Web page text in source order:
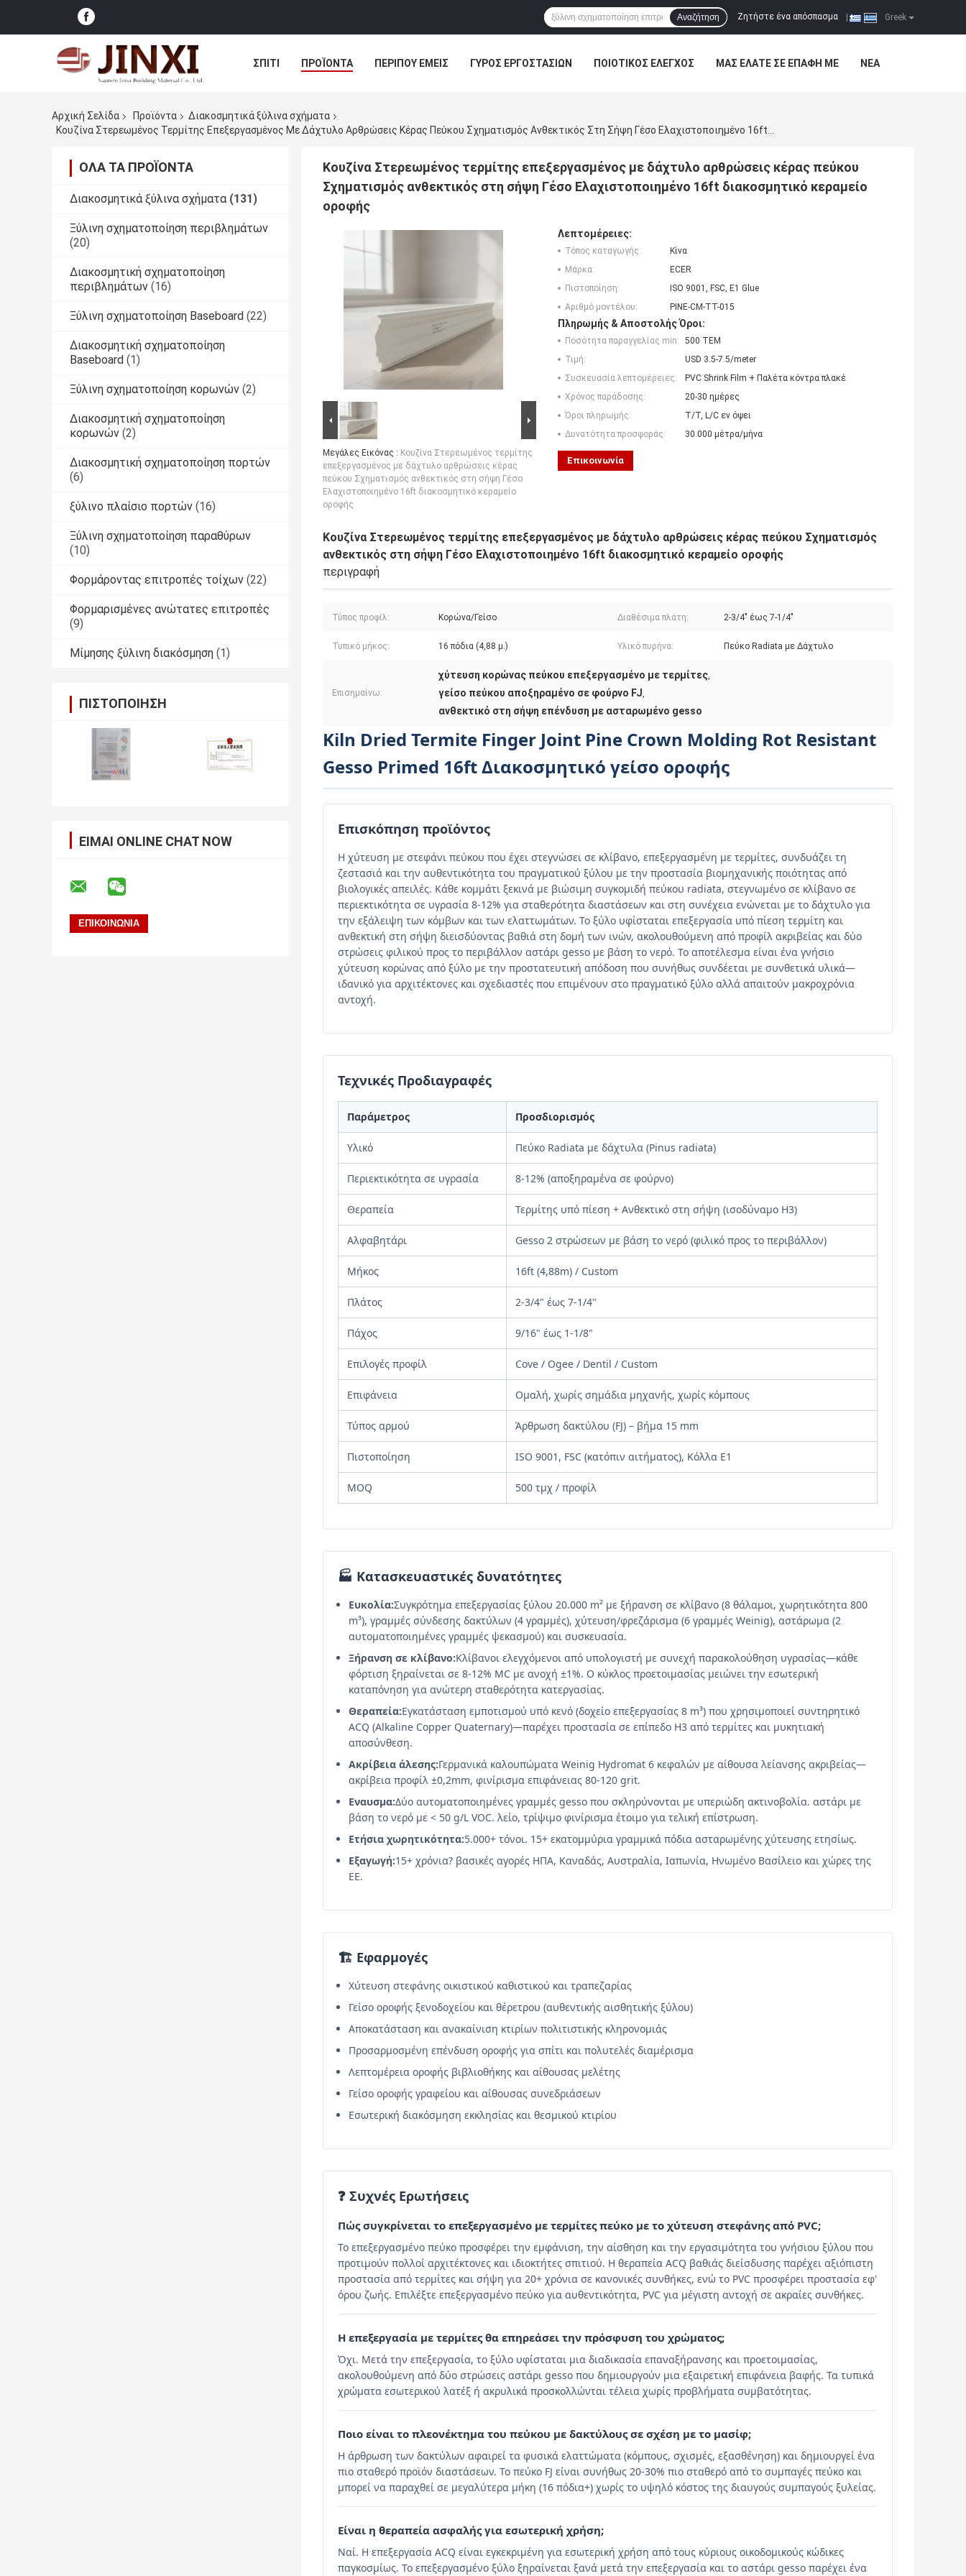
Greek
Ζητήστε ένα απόσπασμα
Αναζήτηση
ΣΠΊΤΙ ΠΡΟΪΌΝΤΑ ΠΕΡΊΠΟΥ ΕΜΕΊΣ ΓΎΡΟΣ ΕΡΓΟΣΤΑΣΊΩΝ ΠΟΙΟΤΙΚΌΣ ΈΛΕΓΧΟΣ ΜΑΣ ΕΛΆΤΕ ΣΕ ΕΠΑΦΉ ΜΕ ΝΈΑ
Αρχική Σελίδα
Προϊόντα
Διακοσμητικά ξύλινα σχήματα
ΌΛΑ ΤΑ ΠΡΟΪΌΝΤΑ
Διακοσμητικά ξύλινα σχήματα (131)
Ξύλινη σχηματοποίηση περιβλημάτων
(20)
Διακοσμητική σχηματοποίηση
περιβλημάτων (16)
Ξύλινη σχηματοποίηση Baseboard (22)
Διακοσμητική σχηματοποίηση
Baseboard (1)
Ξύλινη σχηματοποίηση κορωνών (2)
Διακοσμητική σχηματοποίηση
κορωνών (2)
Διακοσμητική σχηματοποίηση πορτών
(6)
ξύλινο πλαίσιο πορτών (16)
Ξύλινη σχηματοποίηση παραθύρων
(10)
Φορμάροντας επιτροπές τοίχων (22)
Φορμαρισμένες ανώτατες επιτροπές
(9)
Μίμησης ξύλινη διακόσμηση (1)
ΠΙΣΤΟΠΟΊΗΣΗ
ΕΊΜΑΙ ONLINE CHAT NOW
Κουζίνα Στερεωμένος τερμίτης επεξεργασμένος με δάχτυλο αρθρώσεις κέρας πεύκου
Σχηματισμός ανθεκτικός στη σήψη Γέσο Ελαχιστοποιημένο 16ft διακοσμητικό κεραμείο
οροφής
Μεγάλες Εικόνας : Κουζίνα Στερεωμένος τερμίτης
επεξεργασμένος με δάχτυλο αρθρώσεις κέρας
πεύκου Σχηματισμός ανθεκτικός στη σήψη Γέσο
Ελαχιστοποιημένο 16ft διακοσμητικό κεραμείο
οροφής
Λεπτομέρειες:
Τόπος καταγωγής:
Κίνα
Μάρκα:
ECER
Πιστοποίηση:
ISO 9001, FSC, E1 Glue
Αριθμό μοντέλου:
PINE-CM-TT-015
Πληρωμής & Αποστολής Όροι:
Ποσότητα παραγγελίας min:
500 ΤΕΜ
Τιμή:
USD 3.5-7.5/meter
Συσκευασία λεπτομέρειες:
PVC Shrink Film + Παλέτα κόντρα πλακέ
Χρόνος παράδοσης:
20-30 ημέρες
Όροι πληρωμής:
T/T, L/C εν όψει
Δυνατότητα προσφοράς:
30.000 μέτρα/μήνα
Επικοινωνία
Κουζίνα Στερεωμένος τερμίτης επεξεργασμένος με δάχτυλο αρθρώσεις κέρας πεύκου Σχηματισμός
ανθεκτικός στη σήψη Γέσο Ελαχιστοποιημένο 16ft διακοσμητικό κεραμείο οροφής
περιγραφή
Τύπος προφίλ: Κορώνα/Γείσο Διαθέσιμα πλάτη: 2-3/4" έως 7-1/4"
Τυπικό μήκος: 16 πόδια (4,88 μ.) Υλικό πυρήνα: Πεύκο Radiata με Δάχτυλο
Επισημαίνω:
χύτευση κορώνας πεύκου επεξεργασμένο με τερμίτες
γείσο πεύκου αποξηραμένο σε φούρνο FJ
ανθεκτικό στη σήψη επένδυση με ασταρωμένο gesso
Kiln Dried Termite Finger Joint Pine Crown Molding Rot Resistant
Gesso Primed 16ft Διακοσμητικό γείσο οροφής
Επισκόπηση προϊόντος
Η χύτευση με στεφάνι πεύκου που έχει στεγνώσει σε κλίβανο, επεξεργασμένη με τερμίτες, συνδυάζει τη
ζεστασιά και την αυθεντικότητα του πραγματικού ξύλου με την προστασία βιομηχανικής ποιότητας από
βιολογικές απειλές. Κάθε κομμάτι ξεκινά με βιώσιμη συγκομιδή πεύκου radiata, στεγνωμένο σε κλίβανο σε
περιεκτικότητα σε υγρασία 8-12% για σταθερότητα διαστάσεων και στη συνέχεια ενώνεται με το δάχτυλο για
την εξάλειψη των κόμβων και των ελαττωμάτων. Το ξύλο υφίσταται επεξεργασία υπό πίεση τερμίτη και
ανθεκτική στη σήψη διεισδύοντας βαθιά στη δομή των ινών, ακολουθούμενη από προφίλ ακριβείας και δύο
στρώσεις φιλικού προς το περιβάλλον αστάρι gesso με βάση το νερό. Το αποτέλεσμα είναι ένα γνήσιο
χύτευση κορώνας από ξύλο με την προστατευτική απόδοση που συνήθως συνδέεται με συνθετικά υλικά—
ιδανικό για αρχιτέκτονες και σχεδιαστές που επιμένουν στο πραγματικό ξύλο αλλά απαιτούν μακροχρόνια
αντοχή.
Τεχνικές Προδιαγραφές
Παράμετρος Προσδιορισμός
Υλικό Πεύκο Radiata με δάχτυλα (Pinus radiata)
Περιεκτικότητα σε υγρασία 8-12% (αποξηραμένα σε φούρνο)
Θεραπεία Τερμίτης υπό πίεση + Ανθεκτικό στη σήψη (ισοδύναμο H3)
Αλφαβητάρι Gesso 2 στρώσεων με βάση το νερό (φιλικό προς το περιβάλλον)
Μήκος 16ft (4,88m) / Custom
Πλάτος 2-3/4" έως 7-1/4"
Πάχος 9/16" έως 1-1/8"
Επιλογές προφίλ Cove / Ogee / Dentil / Custom
Επιφάνεια Ομαλή, χωρίς σημάδια μηχανής, χωρίς κόμπους
Τύπος αρμού Άρθρωση δακτύλου (FJ) – βήμα 15 mm
Πιστοποίηση ISO 9001, FSC (κατόπιν αιτήματος), Κόλλα E1
MOQ 500 τμχ / προφίλ
🏭 Κατασκευαστικές δυνατότητες
Ευκολία:Συγκρότημα επεξεργασίας ξύλου 20.000 m² με ξήρανση σε κλίβανο (8 θάλαμοι, χωρητικότητα 800
m³), ​​γραμμές σύνδεσης δακτύλων (4 γραμμές), χύτευση/φρεζάρισμα (6 γραμμές Weinig), αστάρωμα (2
αυτοματοποιημένες γραμμές ψεκασμού) και συσκευασία.
Ξήρανση σε κλίβανο:Κλίβανοι ελεγχόμενοι από υπολογιστή με συνεχή παρακολούθηση υγρασίας—κάθε
φόρτιση ξηραίνεται σε 8-12% MC με ανοχή ±1%. Ο κύκλος προετοιμασίας μειώνει την εσωτερική
καταπόνηση για ανώτερη σταθερότητα κατεργασίας.
Θεραπεία:Εγκατάσταση εμποτισμού υπό κενό (δοχείο επεξεργασίας 8 m³) που χρησιμοποιεί συντηρητικό
ACQ (Alkaline Copper Quaternary)—παρέχει προστασία σε επίπεδο Η3 από τερμίτες και μυκητιακή
αποσύνθεση.
Ακρίβεια άλεσης:Γερμανικά καλουπώματα Weinig Hydromat 6 κεφαλών με αίθουσα λείανσης ακριβείας—
ακρίβεια προφίλ ±0,2mm, φινίρισμα επιφάνειας 80-120 grit.
Εναυσμα:Δύο αυτοματοποιημένες γραμμές gesso που σκληρύνονται με υπεριώδη ακτινοβολία. αστάρι με
βάση το νερό με < 50 g/L VOC. λείο, τρίψιμο φινίρισμα έτοιμο για τελική επίστρωση.
Ετήσια χωρητικότητα:5.000+ τόνοι. 15+ εκατομμύρια γραμμικά πόδια ασταρωμένης χύτευσης ετησίως.
Εξαγωγή:15+ χρόνια? βασικές αγορές ΗΠΑ, Καναδάς, Αυστραλία, Ιαπωνία, Ηνωμένο Βασίλειο και χώρες της
ΕΕ.
🏗️ Εφαρμογές
Χύτευση στεφάνης οικιστικού καθιστικού και τραπεζαρίας
Γείσο οροφής ξενοδοχείου και θέρετρου (αυθεντικής αισθητικής ξύλου)
Αποκατάσταση και ανακαίνιση κτιρίων πολιτιστικής κληρονομιάς
Προσαρμοσμένη επένδυση οροφής για σπίτι και πολυτελές διαμέρισμα
Λεπτομέρεια οροφής βιβλιοθήκης και αίθουσας μελέτης
Γείσο οροφής γραφείου και αίθουσας συνεδριάσεων
Εσωτερική διακόσμηση εκκλησίας και θεσμικού κτιρίου
❓ Συχνές Ερωτήσεις
Πώς συγκρίνεται το επεξεργασμένο με τερμίτες πεύκο με το χύτευση στεφάνης από PVC;
Το επεξεργασμένο πεύκο προσφέρει την εμφάνιση, την αίσθηση και την εργασιμότητα του γνήσιου ξύλου που
προτιμούν πολλοί αρχιτέκτονες και ιδιοκτήτες σπιτιού. Η θεραπεία ACQ βαθιάς διείσδυσης παρέχει αξιόπιστη
προστασία από τερμίτες και σήψη για 20+ χρόνια σε κανονικές συνθήκες, ενώ το PVC προσφέρει προστασία εφ'
όρου ζωής. Επιλέξτε επεξεργασμένο πεύκο για αυθεντικότητα, PVC για μέγιστη αντοχή σε ακραίες συνθήκες.
Η επεξεργασία με τερμίτες θα επηρεάσει την πρόσφυση του χρώματος;
Όχι. Μετά την επεξεργασία, το ξύλο υφίσταται μια διαδικασία επαναξήρανσης και προετοιμασίας,
ακολουθούμενη από δύο στρώσεις αστάρι gesso που δημιουργούν μια εξαιρετική επιφάνεια βαφής. Τα τυπικά
χρώματα εσωτερικού λατέξ ή ακρυλικά προσκολλώνται τέλεια χωρίς προβλήματα συμβατότητας.
Ποιο είναι το πλεονέκτημα του πεύκου με δακτύλους σε σχέση με το μασίφ;
Η άρθρωση των δακτύλων αφαιρεί τα φυσικά ελαττώματα (κόμπους, σχισμές, εξασθένηση) και δημιουργεί ένα
πιο σταθερό προϊόν διαστάσεων. Το πεύκο FJ είναι συνήθως 20-30% πιο σταθερό από το συμπαγές πεύκο και
μπορεί να παραχθεί σε μεγαλύτερα μήκη (16 πόδια+) χωρίς το υψηλό κόστος της διαυγούς συμπαγούς ξυλείας.
Είναι η θεραπεία ασφαλής για εσωτερική χρήση;
Ναί. Η επεξεργασία ACQ είναι εγκεκριμένη για εσωτερική χρήση από τους κύριους οικοδομικούς κώδικες
παγκοσμίως. Το επεξεργασμένο ξύλο ξηραίνεται ξανά μετά την επεξεργασία και το αστάρι gesso παρέχει ένα